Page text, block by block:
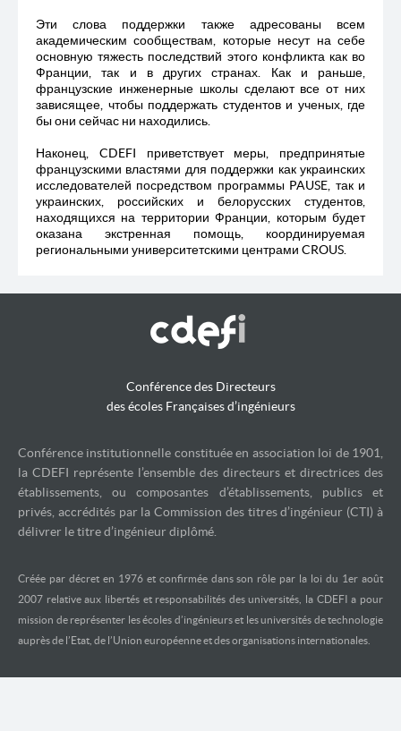
Эти слова поддержки также адресованы всем
академическим сообществам, которые несут на себе
основную тяжесть последствий этого конфликта как во
Франции, так и в других странах. Как и раньше,
французские инженерные школы сделают все от них
зависящее, чтобы поддержать студентов и ученых, где
бы они сейчас ни находились.
Наконец, CDEFI приветствует меры, предпринятые
французскими властями для поддержки как украинских
исследователей посредством программы PAUSE, так и
украинских, российских и белорусских студентов,
находящихся на территории Франции, которым будет
оказана экстренная помощь, координируемая
региональными университетскими центрами CROUS.
Conférence des Directeurs
des écoles Françaises d’ingénieurs
Conférence institutionnelle constituée en association loi de 1901,
la CDEFI représente l’ensemble des directeurs et directrices des
établissements, ou composantes d’établissements, publics et
privés, accrédités par la Commission des titres d’ingénieur (CTI) à
délivrer le titre d’ingénieur diplômé.
Créée par décret en 1976 et confirmée dans son rôle par la loi du 1er août
2007 relative aux libertés et responsabilités des universités, la CDEFI a pour
mission de représenter les écoles d’ingénieurs et les universités de technologie
auprès de l’Etat, de l’Union européenne et des organisations internationales.